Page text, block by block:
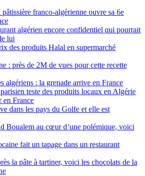
pâtissière franco-algérienne ouvre sa 6e
algérien encore confidentiel qui pourrait
lui
des produits Halal en supermarché
: près de 2M de vues pour cette recette
algériens : la grenade arrive en France
teste des produits locaux en Algérie
en France
dans les pays du Golfe et elle est
Boualem au cœur d’une polémique, voici
fait un tapage dans un restaurant
la pâte à tartiner, voici les chocolats de la